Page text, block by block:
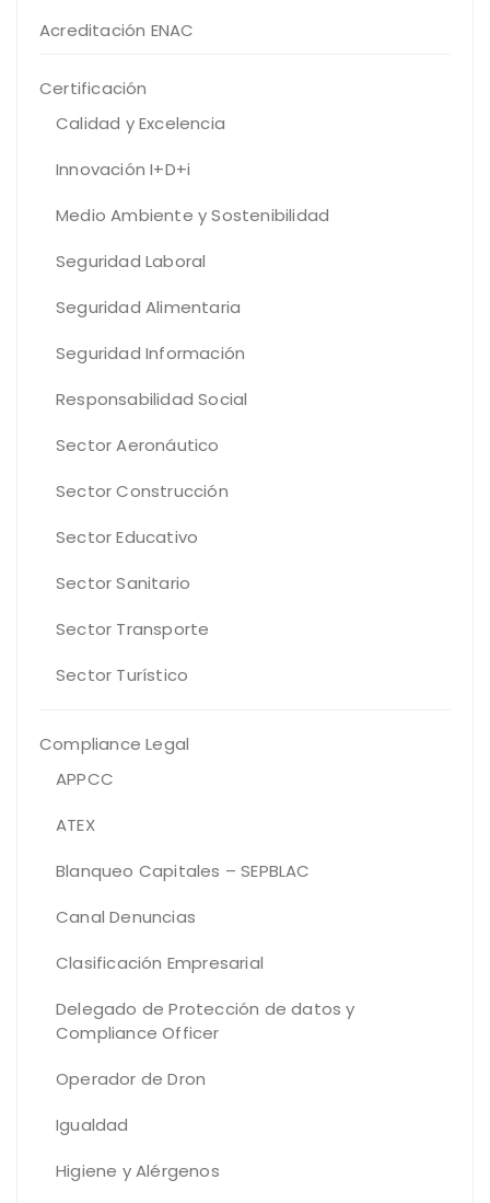
Acreditación ENAC
Certificación
Calidad y Excelencia
Innovación I+D+i
Medio Ambiente y Sostenibilidad
Seguridad Laboral
Seguridad Alimentaria
Seguridad Información
Responsabilidad Social
Sector Aeronáutico
Sector Construcción
Sector Educativo
Sector Sanitario
Sector Transporte
Sector Turístico
Compliance Legal
APPCC
ATEX
Blanqueo Capitales – SEPBLAC
Canal Denuncias
Clasificación Empresarial
Delegado de Protección de datos y
Compliance Officer
Operador de Dron
Igualdad
Higiene y Alérgenos